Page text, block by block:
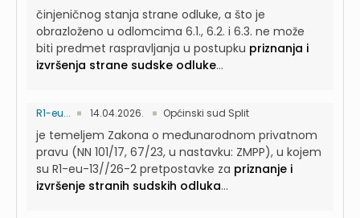
činjeničnog stanja strane odluke, a što je
obrazloženo u odlomcima 6.1., 6.2. i 6.3. ne može
biti predmet raspravljanja u postupku priznanja i
izvršenja strane sudske odluke...
R1-eu... 14.04.2026. Općinski sud Split
je temeljem Zakona o međunarodnom privatnom
pravu (NN 101/17, 67/23, u nastavku: ZMPP), u kojem
su R1-eu-13//26-2 pretpostavke za priznanje i
izvršenje stranih sudskih odluka...